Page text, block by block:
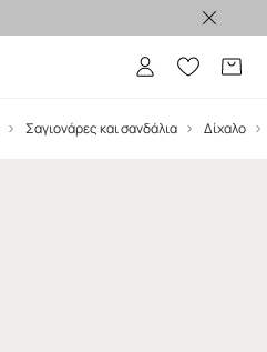
Σαγιονάρες και σανδάλια Δίχαλο